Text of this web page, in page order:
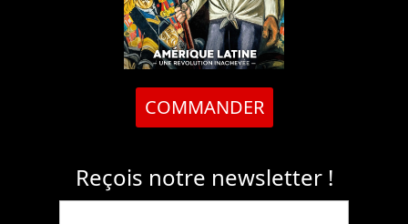
COMMANDER
Reçois notre newsletter !